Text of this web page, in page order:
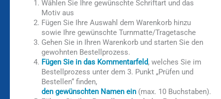
Wählen Sie Ihre gewünschte Schriftart und das
Motiv aus
Fügen Sie Ihre Auswahl dem Warenkorb hinzu
sowie Ihre gewünschte Turnmatte/Tragetasche
Gehen Sie in Ihren Warenkorb und starten Sie den
gewohnten Bestellprozess.
Fügen Sie in das Kommentarfeld, welches Sie im
Bestellprozess unter dem 3. Punkt „Prüfen und
Bestellen“ finden,
den gewünschten Namen ein(max. 10 Buchstaben).